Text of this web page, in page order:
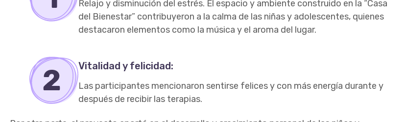
Relajo y disminución del estrés. El espacio y ambiente construido en la “Casa
del Bienestar” contribuyeron a la calma de las niñas y adolescentes, quienes
destacaron elementos como la música y el aroma del lugar.
Vitalidad y felicidad:
Las participantes mencionaron sentirse felices y con más energía durante y
después de recibir las terapias.